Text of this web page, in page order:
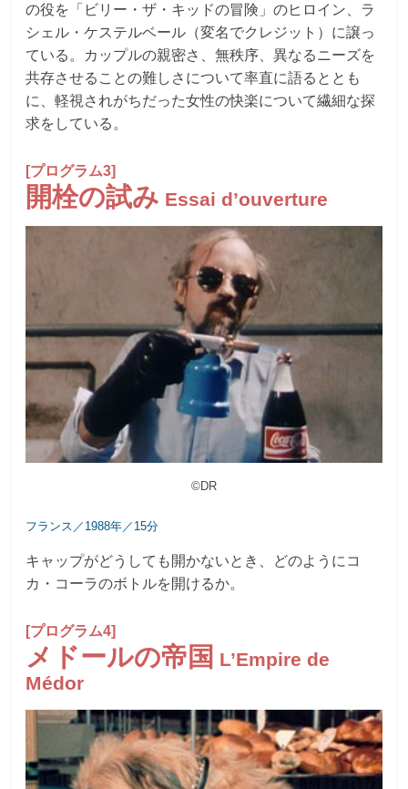
の役を「ビリー・ザ・キッドの冒険」のヒロイン、ラ
シェル・ケステルベール（変名でクレジット）に譲っ
ている。カップルの親密さ、無秩序、異なるニーズを
共存させることの難しさについて率直に語るととも
に、軽視されがちだった女性の快楽について繊細な探
求をしている。
[プログラム3]
開栓の試み Essai d’ouverture
©DR
フランス／1988年／15分
キャップがどうしても開かないとき、どのようにコ
カ・コーラのボトルを開けるか。
[プログラム4]
メドールの帝国 L’Empire de
Médor